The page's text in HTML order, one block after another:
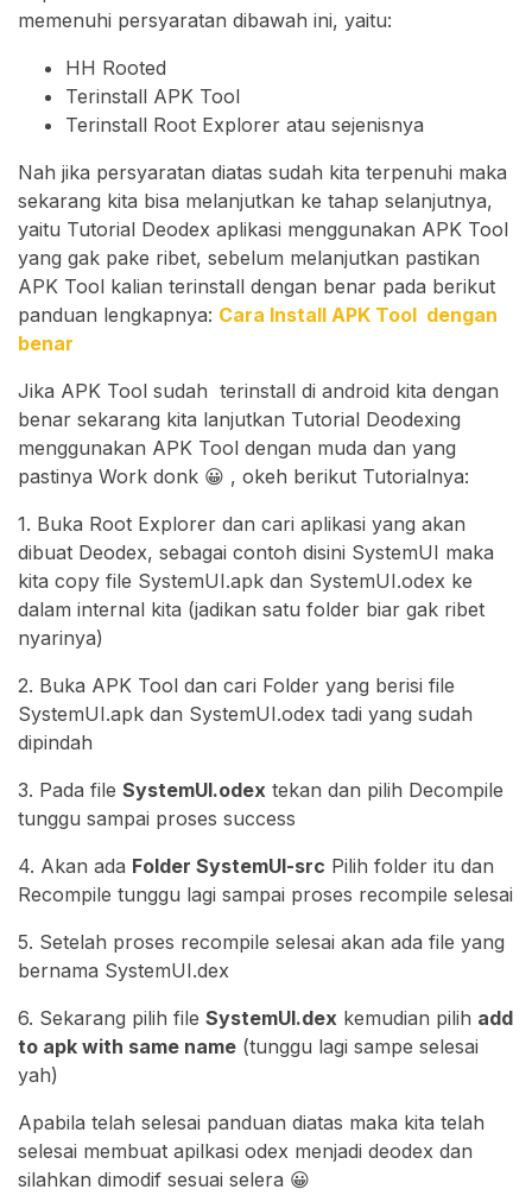
memenuhi persyaratan dibawah ini, yaitu:
HH Rooted
Terinstall APK Tool
Terinstall Root Explorer atau sejenisnya
Nah jika persyaratan diatas sudah kita terpenuhi maka
sekarang kita bisa melanjutkan ke tahap selanjutnya,
yaitu Tutorial Deodex aplikasi menggunakan APK Tool
yang gak pake ribet, sebelum melanjutkan pastikan
APK Tool kalian terinstall dengan benar pada berikut
panduan lengkapnya: Cara Install APK Tool dengan
benar
Jika APK Tool sudah terinstall di android kita dengan
benar sekarang kita lanjutkan Tutorial Deodexing
menggunakan APK Tool dengan muda dan yang
pastinya Work donk 😀 , okeh berikut Tutorialnya:
1. Buka Root Explorer dan cari aplikasi yang akan
dibuat Deodex, sebagai contoh disini SystemUI maka
kita copy file SystemUI.apk dan SystemUI.odex ke
dalam internal kita (jadikan satu folder biar gak ribet
nyarinya)
2. Buka APK Tool dan cari Folder yang berisi file
SystemUI.apk dan SystemUI.odex tadi yang sudah
dipindah
3. Pada file SystemUI.odex tekan dan pilih Decompile
tunggu sampai proses success
4. Akan ada Folder SystemUI-src Pilih folder itu dan
Recompile tunggu lagi sampai proses recompile selesai
5. Setelah proses recompile selesai akan ada file yang
bernama SystemUI.dex
6. Sekarang pilih file SystemUI.dex kemudian pilih add
to apk with same name (tunggu lagi sampe selesai
yah)
Apabila telah selesai panduan diatas maka kita telah
selesai membuat apilkasi odex menjadi deodex dan
silahkan dimodif sesuai selera 😀